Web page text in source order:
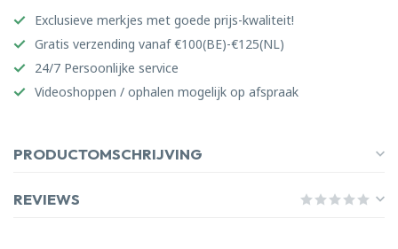
Exclusieve merkjes met goede prijs-kwaliteit!
Gratis verzending vanaf €100(BE)-€125(NL)
24/7 Persoonlijke service
Videoshoppen / ophalen mogelijk op afspraak
PRODUCTOMSCHRIJVING
REVIEWS